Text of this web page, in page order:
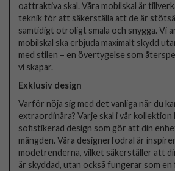
oattraktiva skal. Våra mobilskal är
teknik för att säkerställa att de är
samtidigt otroligt smala och snygga. Vi
mobilskal ska erbjuda maximalt skydd
med stilen – en övertygelse som
vi skapar.
Exklusiv design
Varför nöja sig med det vanliga när du
extraordinära? Varje skal i vår kollektion
sofistikerad design som gör att din
mängden. Våra designerfodral är
modetrenderna, vilket säkerställer att
är skyddad, utan också fungerar som